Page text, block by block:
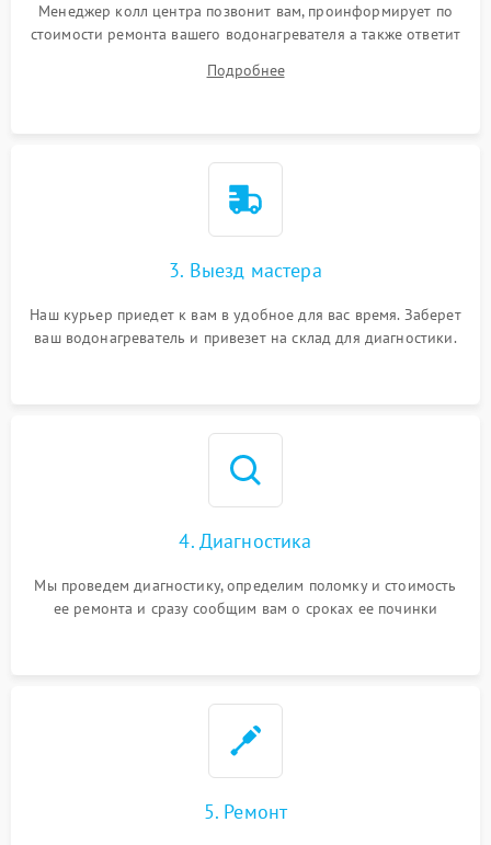
Менеджер колл центра позвонит вам, проинформирует по
стоимости ремонта вашего водонагревателя а также ответит
Подробнее
3. Выезд мастера
Наш курьер приедет к вам в удобное для вас время. Заберет
ваш водонагреватель и привезет на склад для диагностики.
4. Диагностика
Мы проведем диагностику, определим поломку и стоимость
ее ремонта и сразу сообщим вам о сроках ее починки
5. Ремонт